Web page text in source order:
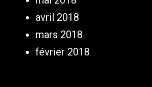
avril 2018
mars 2018
février 2018